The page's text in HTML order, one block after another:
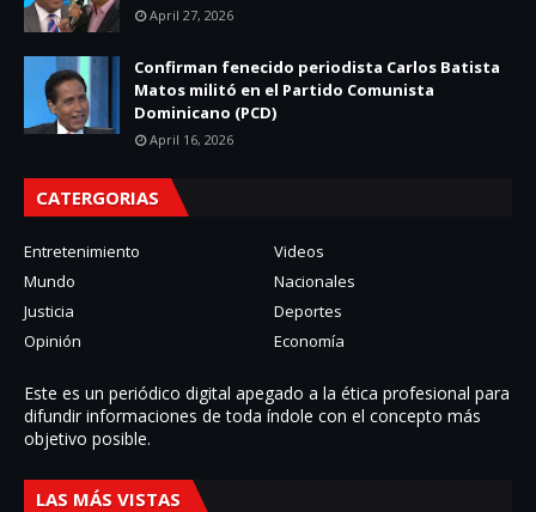
April 27, 2026
Confirman fenecido periodista Carlos Batista
Matos militó en el Partido Comunista
Dominicano (PCD)
April 16, 2026
CATERGORIAS
Entretenimiento
Videos
Mundo
Nacionales
Justicia
Deportes
Opinión
Economía
Este es un periódico digital apegado a la ética profesional para
difundir informaciones de toda í­ndole con el concepto más
objetivo posible.
LAS MÁS VISTAS